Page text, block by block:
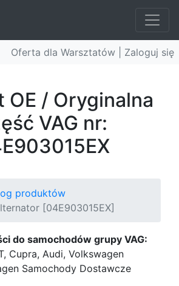
Oferta dla Warsztatów | Zaloguj się
OE / Oryginalna
VAG nr:
produktów
[04E903015EX]
do samochodów grupy VAG:
Cupra, Audi, Volkswagen
Samochody Dostawcze